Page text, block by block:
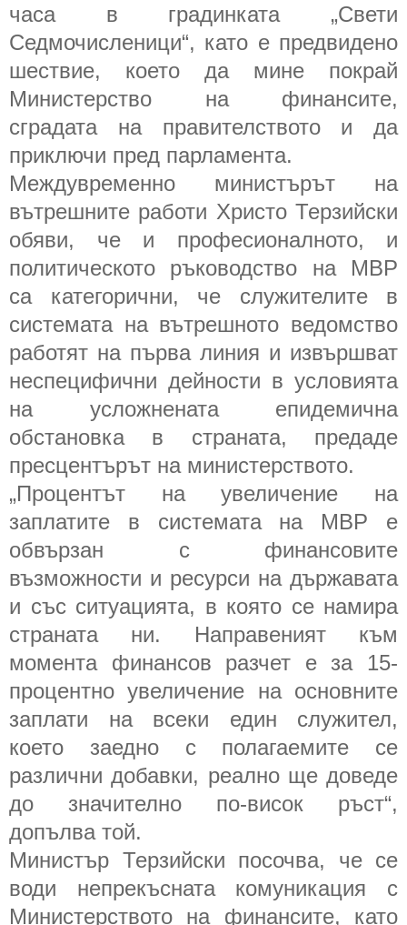
часа в градинката „Свети
Седмочисленици“, като е предвидено
шествие, което да мине покрай
Министерство на финансите,
сградата на правителството и да
приключи пред парламента.
Междувременно министърът на
вътрешните работи Христо Терзийски
обяви, че и професионалното, и
политическото ръководство на МВР
са категорични, че служителите в
системата на вътрешното ведомство
работят на първа линия и извършват
неспецифични дейности в условията
на усложнената епидемична
обстановка в страната, предаде
пресцентърът на министерството.
„Процентът на увеличение на
заплатите в системата на МВР е
обвързан с финансовите
възможности и ресурси на държавата
и със ситуацията, в която се намира
страната ни. Направеният към
момента финансов разчет е за 15-
процентно увеличение на основните
заплати на всеки един служител,
което заедно с полагаемите се
различни добавки, реално ще доведе
до значително по-висок ръст“,
допълва той.
Министър Терзийски посочва, че се
води непрекъсната комуникация с
Министерството на финансите, като